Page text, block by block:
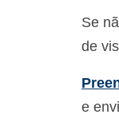
Se
de
e